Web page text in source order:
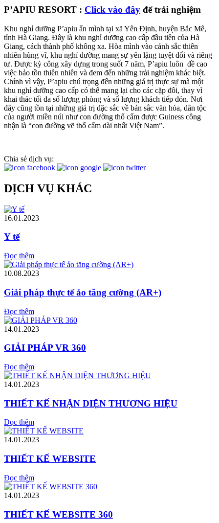
P’APIU RESORT : Click vào đây để trải nghiệm
Khu nghỉ dưỡng P’apiu ẩn mình tại xã Yên Định, huyện Bắc Mê,
tỉnh Hà Giang. Đây là khu nghỉ dưỡng cao cấp đầu tiên của Hà
Giang, cách thành phố không xa. Hòa mình vào cảnh sắc thiên
nhiên hùng vĩ, khu nghỉ dưỡng mang sự yên lặng tuyệt đối và riêng
tư. Được kỳ công xây dựng trong suốt 7 năm, P’apiu luôn đề cao
việc bảo tồn thiên nhiên và đem đến những trải nghiệm khác biệt.
Chính vì vậy, P’apiu chú trọng đến những giá trị thực sự mà một
khu nghỉ dưỡng cao cấp có thể mang lại cho các cặp đôi, thay vì
khai thác tối đa số lượng phòng và số lượng khách tiếp đón. Nơi
đây cũng tồn tại những giá trị đặc sắc về bản sắc văn hóa, dân tộc
của người miền núi như con đường thổ cẩm được Guiness công
nhận là “con đường vẽ thổ cẩm dài nhất Việt Nam”.
Chia sẻ dịch vụ:
DỊCH VỤ KHÁC
16.01.2023
Y tế
Đọc thêm
10.08.2023
Giải pháp thực tế ảo tăng cường (AR+)
Đọc thêm
14.01.2023
GIẢI PHÁP VR 360
Đọc thêm
14.01.2023
THIẾT KẾ NHẬN DIỆN THƯƠNG HIỆU
Đọc thêm
14.01.2023
THIẾT KẾ WEBSITE
Đọc thêm
14.01.2023
THIẾT KẾ WEBSITE 360